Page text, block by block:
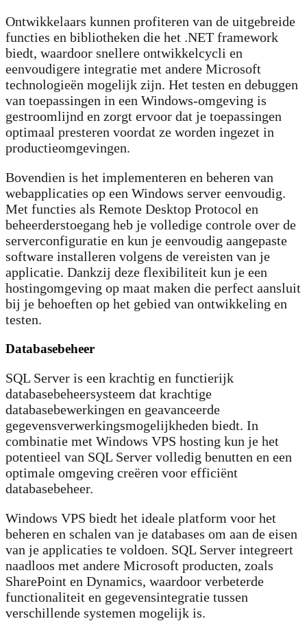
Ontwikkelaars kunnen profiteren van de uitgebreide
functies en bibliotheken die het .NET framework
biedt, waardoor snellere ontwikkelcycli en
eenvoudigere integratie met andere Microsoft
technologieën mogelijk zijn. Het testen en debuggen
van toepassingen in een Windows-omgeving is
gestroomlijnd en zorgt ervoor dat je toepassingen
optimaal presteren voordat ze worden ingezet in
productieomgevingen.
Bovendien is het implementeren en beheren van
webapplicaties op een Windows server eenvoudig.
Met functies als Remote Desktop Protocol en
beheerderstoegang heb je volledige controle over de
serverconfiguratie en kun je eenvoudig aangepaste
software installeren volgens de vereisten van je
applicatie. Dankzij deze flexibiliteit kun je een
hostingomgeving op maat maken die perfect aansluit
bij je behoeften op het gebied van ontwikkeling en
testen.
Databasebeheer
SQL Server is een krachtig en functierijk
databasebeheersysteem dat krachtige
databasebewerkingen en geavanceerde
gegevensverwerkingsmogelijkheden biedt. In
combinatie met Windows VPS hosting kun je het
potentieel van SQL Server volledig benutten en een
optimale omgeving creëren voor efficiënt
databasebeheer.
Windows VPS biedt het ideale platform voor het
beheren en schalen van je databases om aan de eisen
van je applicaties te voldoen. SQL Server integreert
naadloos met andere Microsoft producten, zoals
SharePoint en Dynamics, waardoor verbeterde
functionaliteit en gegevensintegratie tussen
verschillende systemen mogelijk is.